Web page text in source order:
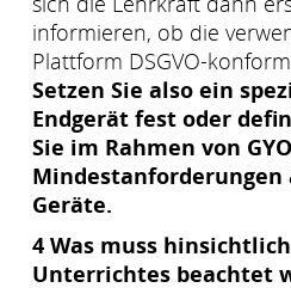
informieren, ob die
Plattform DSGVO-konform
Setzen Sie also ein
Endgerät fest oder
Sie im Rahmen von
Mindestanforderungen
Geräte.
4 Was muss
Unterrichtes beachtet